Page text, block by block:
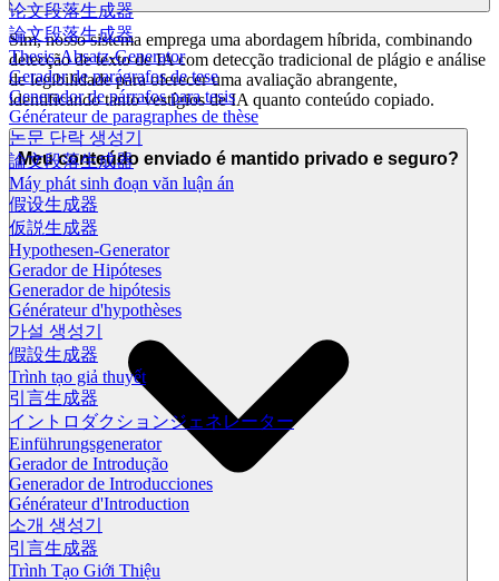
论文段落生成器
論文段落生成器
Thesis-Absatz-Generator
Gerador de parágrafos de tese
Generador de párrafos para tesis
Générateur de paragraphes de thèse
논문 단락 생성기
論文段落生成器
Máy phát sinh đoạn văn luận án
假设生成器
仮説生成器
Hypothesen-Generator
Gerador de Hipóteses
Generador de hipótesis
Générateur d'hypothèses
가설 생성기
假設生成器
Trình tạo giả thuyết
引言生成器
イントロダクションジェネレーター
Einführungsgenerator
Gerador de Introdução
Generador de Introducciones
Générateur d'Introduction
소개 생성기
引言生成器
Trình Tạo Giới Thiệu
Sim, nosso sistema emprega uma abordagem híbrida, combinando
detecção de texto de IA com detecção tradicional de plágio e análise
de legibilidade para oferecer uma avaliação abrangente,
identificando tanto vestígios de IA quanto conteúdo copiado.
Meu conteúdo enviado é mantido privado e seguro?